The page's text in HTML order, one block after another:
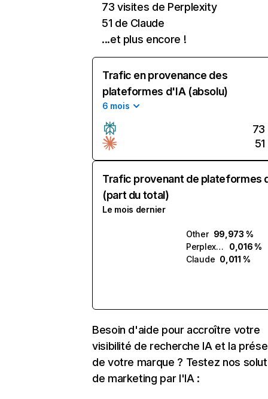
73 visites de Perplexity
51 de Claude
...et plus encore !
Trafic en provenance des
plateformes d'IA (absolu)
6 mois
73
51
Trafic provenant de plateformes
(part du total)
Le mois dernier
Other 99,973 %
Perplexity
0,016 %
Claude 0,011 %
Besoin d'aide pour accroître votre
visibilité de recherche IA et la
de votre marque ? Testez nos
de marketing par l'IA :